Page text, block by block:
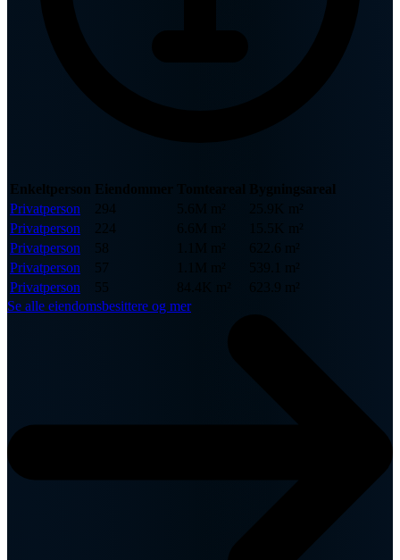
Enkeltperson Eiendommer
Bygningsareal
Privatperson
294
25.9K m²
Privatperson
224
15.5K m²
Privatperson
58
622.6 m²
Privatperson
57
539.1 m²
Privatperson
55
623.9 m²
Se alle eiendomsbesittere og mer